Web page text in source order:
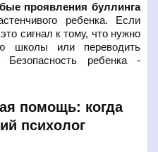
проявления буллинга
ребенка. Если
сигнал к тому, что нужно
школы или переводить
ребенка -
помощь: когда
психолог